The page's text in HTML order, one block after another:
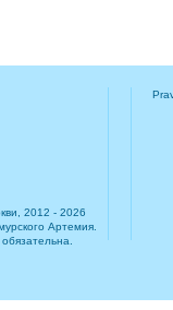
2012 - 2026
Артемия.